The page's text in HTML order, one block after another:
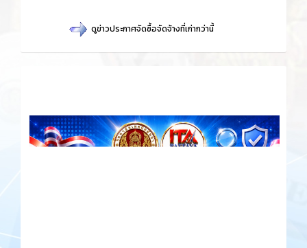
ดูข่าวประกาศจัดซื้อจัดจ้างที่เก่ากว่านี้